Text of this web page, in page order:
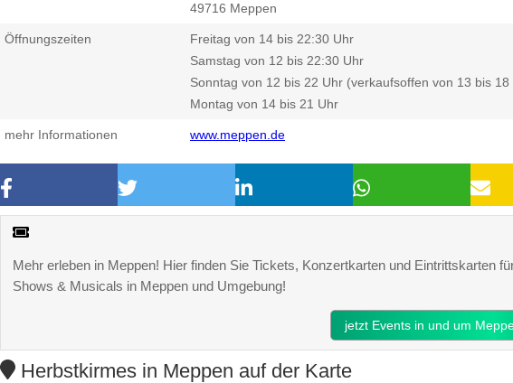
49716 Meppen
Öffnungszeiten
Freitag von 14 bis 22:30 Uhr
Samstag von 12 bis 22:30 Uhr
Sonntag von 12 bis 22 Uhr (verkaufsoffen von 13 bis 18
Montag von 14 bis 21 Uhr
mehr Informationen www.meppen.de
Mehr erleben in Meppen! Hier finden Sie Tickets, Konzertkarten und Eintrittskarten
Shows & Musicals in Meppen und Umgebung!
jetzt Events in und um
Herbstkirmes in Meppen auf der Karte